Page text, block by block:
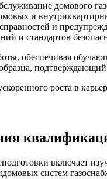
домового
и
и
и стандартов
обеспечивая
роста в
включает
систем